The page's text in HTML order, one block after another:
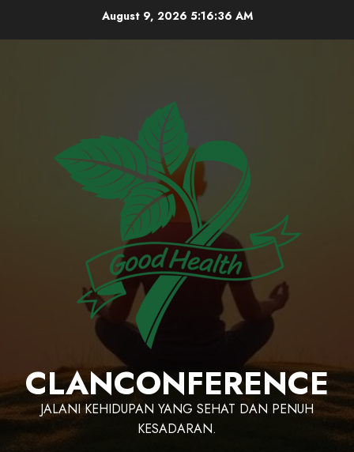
August 9, 2026 5:16:36 AM
CLANCONFERENCE
JALANI KEHIDUPAN YANG SEHAT DAN PENUH
KESADARAN.